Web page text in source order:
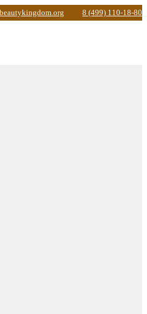
8 (499) 110-18-80